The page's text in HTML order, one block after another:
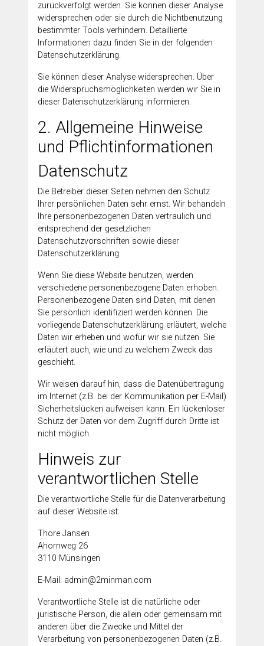
zurückverfolgt werden. Sie können dieser Analyse
widersprechen oder sie durch die Nichtbenutzung
bestimmter Tools verhindern. Detaillierte
Informationen dazu finden Sie in der folgenden
Datenschutzerklärung.
Sie können dieser Analyse widersprechen. Über
die Widerspruchsmöglichkeiten werden wir Sie in
dieser Datenschutzerklärung informieren.
2. Allgemeine Hinweise
und Pflichtinformationen
Datenschutz
Die Betreiber dieser Seiten nehmen den Schutz
Ihrer persönlichen Daten sehr ernst. Wir behandeln
Ihre personenbezogenen Daten vertraulich und
entsprechend der gesetzlichen
Datenschutzvorschriften sowie dieser
Datenschutzerklärung.
Wenn Sie diese Website benutzen, werden
verschiedene personenbezogene Daten erhoben.
Personenbezogene Daten sind Daten, mit denen
Sie persönlich identifiziert werden können. Die
vorliegende Datenschutzerklärung erläutert, welche
Daten wir erheben und wofür wir sie nutzen. Sie
erläutert auch, wie und zu welchem Zweck das
geschieht.
Wir weisen darauf hin, dass die Datenübertragung
im Internet (z.B. bei der Kommunikation per E-Mail)
Sicherheitslücken aufweisen kann. Ein lückenloser
Schutz der Daten vor dem Zugriff durch Dritte ist
nicht möglich.
Hinweis zur
verantwortlichen Stelle
Die verantwortliche Stelle für die Datenverarbeitung
auf dieser Website ist:
Thore Jansen
Ahornweg 26
3110 Münsingen
E-Mail: admin@2minman.com
Verantwortliche Stelle ist die natürliche oder
juristische Person, die allein oder gemeinsam mit
anderen über die Zwecke und Mittel der
Verarbeitung von personenbezogenen Daten (z.B.